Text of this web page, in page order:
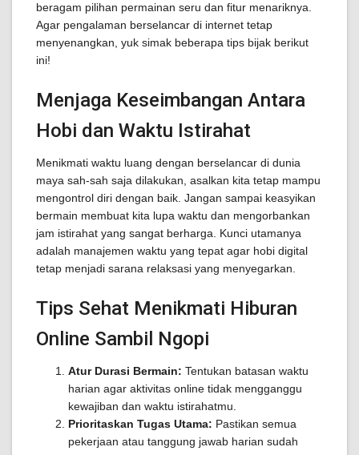
beragam pilihan permainan seru dan fitur menariknya.
Agar pengalaman berselancar di internet tetap
menyenangkan, yuk simak beberapa tips bijak berikut
ini!
Menjaga Keseimbangan Antara
Hobi dan Waktu Istirahat
Menikmati waktu luang dengan berselancar di dunia
maya sah-sah saja dilakukan, asalkan kita tetap mampu
mengontrol diri dengan baik. Jangan sampai keasyikan
bermain membuat kita lupa waktu dan mengorbankan
jam istirahat yang sangat berharga. Kunci utamanya
adalah manajemen waktu yang tepat agar hobi digital
tetap menjadi sarana relaksasi yang menyegarkan.
Tips Sehat Menikmati Hiburan
Online Sambil Ngopi
Atur Durasi Bermain: Tentukan batasan waktu
harian agar aktivitas online tidak mengganggu
kewajiban dan waktu istirahatmu.
Prioritaskan Tugas Utama: Pastikan semua
pekerjaan atau tanggung jawab harian sudah